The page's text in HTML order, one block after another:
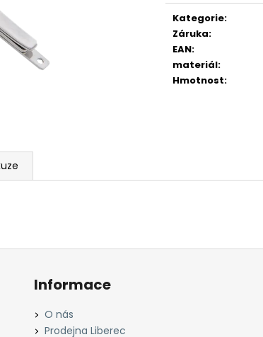
cena:
Kategorie:
Záruka:
EAN:
materiál:
Hmotnost:
Informace
O nás
Prodejna Liberec